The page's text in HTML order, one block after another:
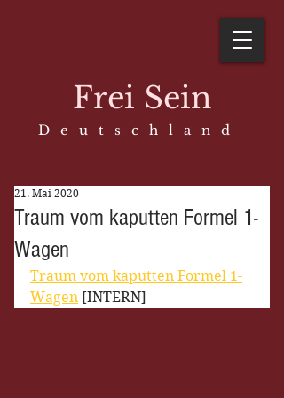
Frei Sein
D e u t s c h l a n d
Traum vom kaputten Formel 1-
Wagen
21. Mai 2020
Traum vom kaputten Formel 1-
Wagen [INTERN]